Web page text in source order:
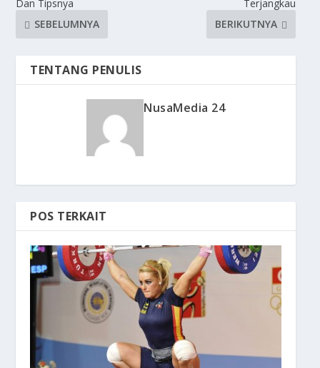
Dan Tipsnya
SEBELUMNYA
Terjangkau
BERIKUTNYA
TENTANG PENULIS
NusaMedia 24
POS TERKAIT